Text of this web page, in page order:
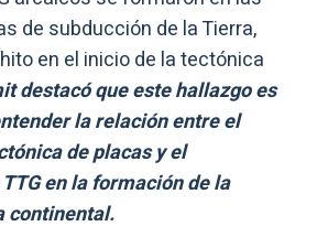
de subducción de la Tierra,
en el inicio de la tectónica
destacó que este hallazgo es
la relación entre el
de placas y el
en la formación de la
continental.